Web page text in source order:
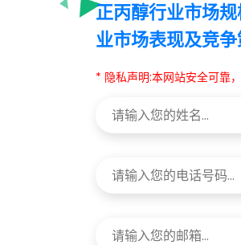
正丙醇行业市场
业市场表现及竞争
* 隐私声明:本网站安全可靠